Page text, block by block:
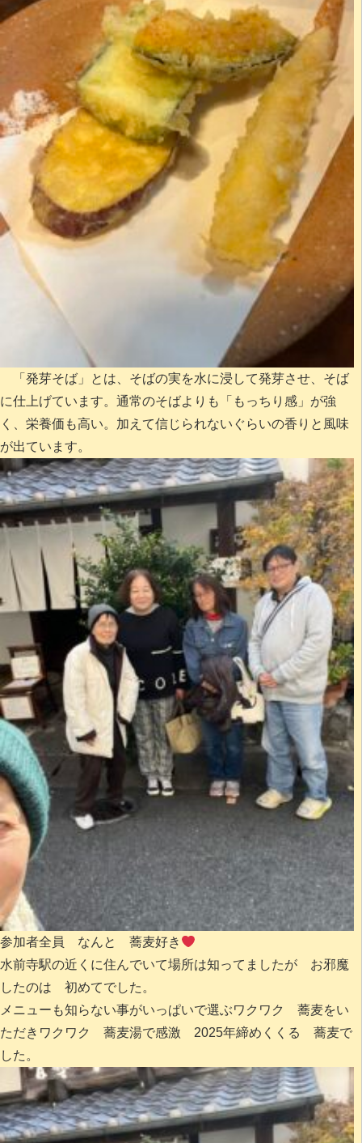
「発芽そば」とは、そばの実を水に浸して発芽させ、そば
に仕上げています。通常のそばよりも「もっちり感」が強
く、栄養価も高い。加えて信じられないぐらいの香りと風味
が出ています。
参加者全員 なんと 蕎麦好き
水前寺駅の近くに住んでいて場所は知ってましたが お邪魔
したのは 初めてでした。
メニューも知らない事がいっぱいで選ぶワクワク 蕎麦をい
ただきワクワク 蕎麦湯で感激 2025年締めくくる 蕎麦で
した。